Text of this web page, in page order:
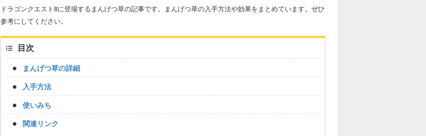
ドラゴンクエスト8に登場するまんげつ草の記事です。まんげつ草の入手方法や効果をまとめています。ぜひ
参考にしてください。
目次
まんげつ草の詳細
入手方法
使いみち
関連リンク